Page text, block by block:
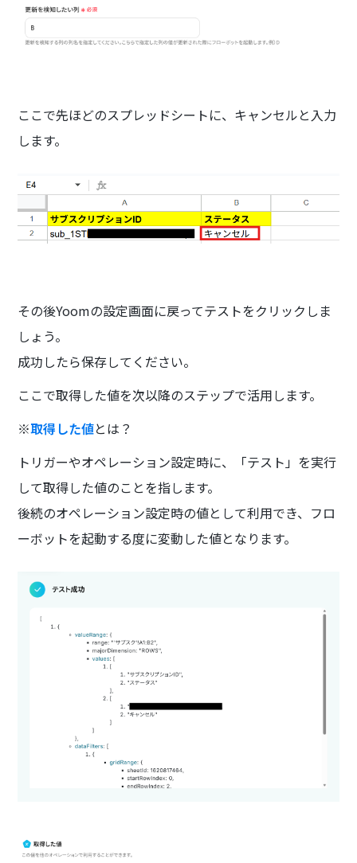
ここで先ほどのスプレッドシートに、キャンセルと入力
します。
その後Yoomの設定画面に戻ってテストをクリックしま
しょう。
成功したら保存してください。
ここで取得した値を次以降のステップで活用します。
※取得した値とは？
トリガーやオペレーション設定時に、「テスト」を実行
して取得した値のことを指します。
後続のオペレーション設定時の値として利用でき、フロ
ーボットを起動する度に変動した値となります。